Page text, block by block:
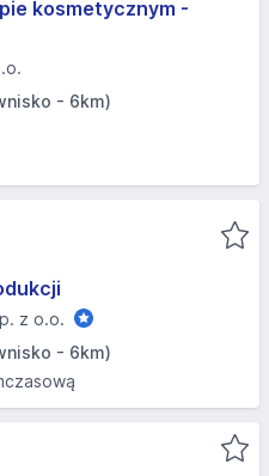
kosmetycznym -
- 6km)
z o.o.
- 6km)